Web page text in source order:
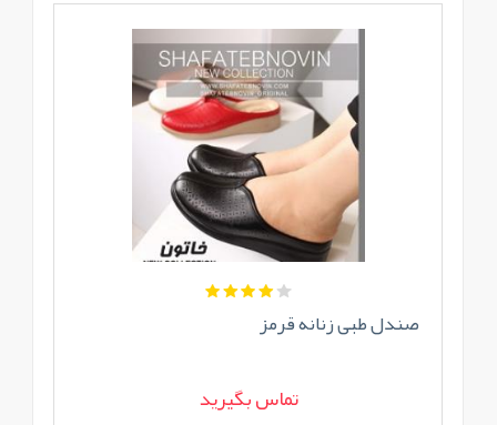
صندل طبی زنانه قرمز
تماس بگیرید